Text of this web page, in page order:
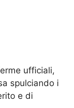
ufficiali,
spulciando i
e di